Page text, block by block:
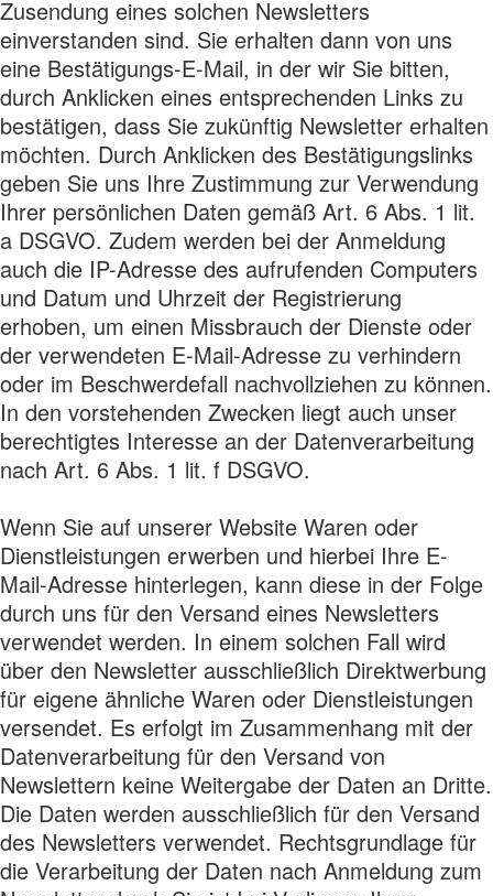
Zusendung eines solchen Newsletters
einverstanden sind. Sie erhalten dann von uns
eine Bestätigungs-E-Mail, in der wir Sie bitten,
durch Anklicken eines entsprechenden Links zu
bestätigen, dass Sie zukünftig Newsletter erhalten
möchten. Durch Anklicken des Bestätigungslinks
geben Sie uns Ihre Zustimmung zur Verwendung
Ihrer persönlichen Daten gemäß Art. 6 Abs. 1 lit.
a DSGVO. Zudem werden bei der Anmeldung
auch die IP-Adresse des aufrufenden Computers
und Datum und Uhrzeit der Registrierung
erhoben, um einen Missbrauch der Dienste oder
der verwendeten E-Mail-Adresse zu verhindern
oder im Beschwerdefall nachvollziehen zu können.
In den vorstehenden Zwecken liegt auch unser
berechtigtes Interesse an der Datenverarbeitung
nach Art. 6 Abs. 1 lit. f DSGVO.
Wenn Sie auf unserer Website Waren oder
Dienstleistungen erwerben und hierbei Ihre E-
Mail-Adresse hinterlegen, kann diese in der Folge
durch uns für den Versand eines Newsletters
verwendet werden. In einem solchen Fall wird
über den Newsletter ausschließlich Direktwerbung
für eigene ähnliche Waren oder Dienstleistungen
versendet. Es erfolgt im Zusammenhang mit der
Datenverarbeitung für den Versand von
Newslettern keine Weitergabe der Daten an Dritte.
Die Daten werden ausschließlich für den Versand
des Newsletters verwendet. Rechtsgrundlage für
die Verarbeitung der Daten nach Anmeldung zum